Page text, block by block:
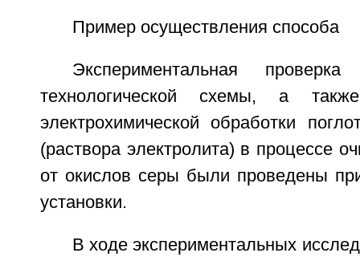
Пример осуществления способа
Экспериментальная проверка
технологической схемы, а
электрохимической обработки
(раствора электролита) в процессе
от окислов серы были проведены
установки.
В ходе экспериментальных